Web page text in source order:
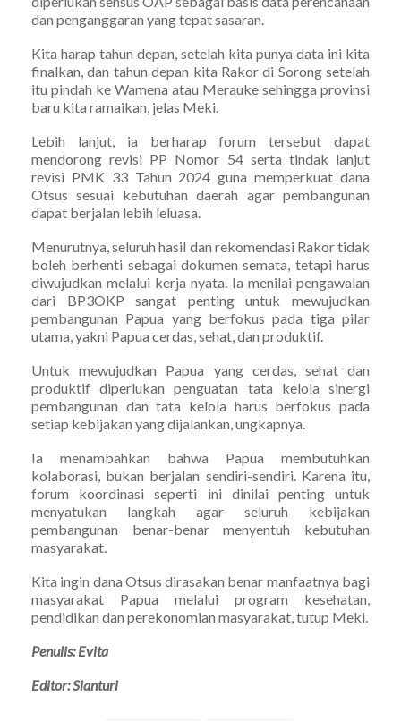
dan penganggaran yang tepat sasaran.
Kita harap tahun depan, setelah kita punya data ini kita
finalkan, dan tahun depan kita Rakor di Sorong setelah
itu pindah ke Wamena atau Merauke sehingga provinsi
baru kita ramaikan, jelas Meki.
Lebih lanjut, ia berharap forum tersebut dapat
mendorong revisi PP Nomor 54 serta tindak lanjut
revisi PMK 33 Tahun 2024 guna memperkuat dana
Otsus sesuai kebutuhan daerah agar pembangunan
dapat berjalan lebih leluasa.
Menurutnya, seluruh hasil dan rekomendasi Rakor tidak
boleh berhenti sebagai dokumen semata, tetapi harus
diwujudkan melalui kerja nyata. Ia menilai pengawalan
dari BP3OKP sangat penting untuk mewujudkan
pembangunan Papua yang berfokus pada tiga pilar
utama, yakni Papua cerdas, sehat, dan produktif.
Untuk mewujudkan Papua yang cerdas, sehat dan
produktif diperlukan penguatan tata kelola sinergi
pembangunan dan tata kelola harus berfokus pada
setiap kebijakan yang dijalankan, ungkapnya.
Ia menambahkan bahwa Papua membutuhkan
kolaborasi, bukan berjalan sendiri-sendiri. Karena itu,
forum koordinasi seperti ini dinilai penting untuk
menyatukan langkah agar seluruh kebijakan
pembangunan benar-benar menyentuh kebutuhan
masyarakat.
Kita ingin dana Otsus dirasakan benar manfaatnya bagi
masyarakat Papua melalui program kesehatan,
pendidikan dan perekonomian masyarakat, tutup Meki.
Penulis: Evita
Editor: Sianturi